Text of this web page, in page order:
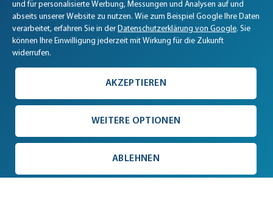
und für personalisierte Werbung, Messungen und Analysen auf und
abseits unserer Website zu nutzen. Wie zum Beispiel Google Ihre Daten
verarbeitet, erfahren Sie in der Datenschutzerklärung von Google. Sie
können Ihre Einwilligung jederzeit mit Wirkung für die Zukunft
widerrufen.
ABLEHNEN
WEITERE OPTIONEN
AKZEPTIEREN